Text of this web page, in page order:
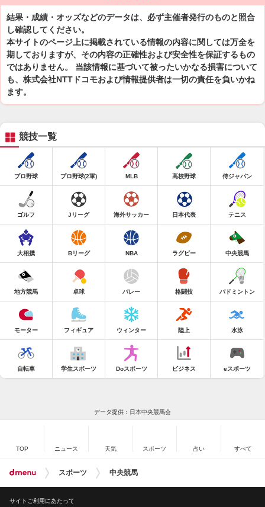
結果・成績・オッズなどのデータは、必ず主催者発行のものと照合
し確認してください。
本サイトのページ上に掲載されている情報の内容に関しては万全を
期しておりますが、その内容の正確性および安全性を保証するもの
ではありません。 当該情報に基づいて被ったいかなる損害について
も、株式会社NTTドコモおよび情報提供者は一切の責任を負いかね
ます。
競技一覧
プロ野球 プロ野球(2軍) MLB 高校野球 侍ジャパン
ゴルフ Jリーグ 海外サッカー 日本代表 テニス
大相撲 Bリーグ NBA ラグビー 中央競馬
地方競馬 卓球 バレー 格闘技 バドミントン
モーター フィギュア ウィンター 陸上 水泳
自転車 学生スポーツ Doスポーツ ビジネス eスポーツ
データ提供：日本中央競馬会
TOP ニュース 天気 スポーツ 占い すべて
スポーツ 中央競馬
サイトご利用にあたって